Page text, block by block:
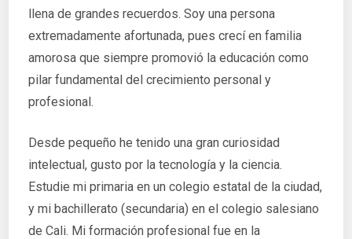
llena de grandes recuerdos. Soy una persona
extremadamente afortunada, pues crecí en familia
amorosa que siempre promovió la educación como
pilar fundamental del crecimiento personal y
profesional.
Desde pequeño he tenido una gran curiosidad
intelectual, gusto por la tecnología y la ciencia.
Estudie mi primaria en un colegio estatal de la ciudad,
y mi bachillerato (secundaria) en el colegio salesiano
de Cali. Mi formación profesional fue en la